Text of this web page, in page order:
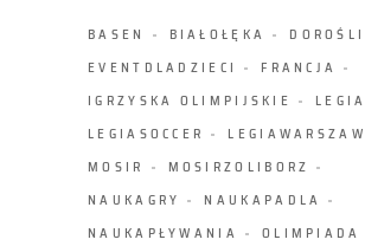
BASEN BIAŁOŁĘKA
DOROŚLI
EVENTDLADZIECI
FRANCJA
IGRZYSKA OLIMPIJSKIE
LEGIA
LEGIASOCCER
MOSIR
MOSIRZOLIBORZ
NAUKAGRY
NAUKAPADLA
NAUKAPŁYWANIA
OLIMPIADA